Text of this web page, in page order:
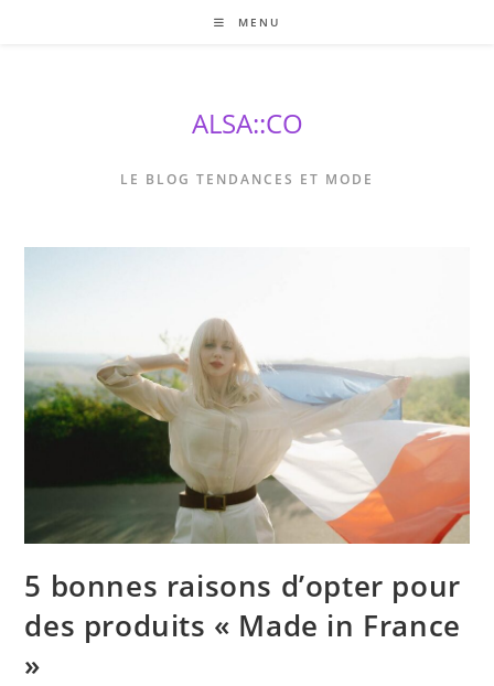
MENU
ALSA::CO
LE BLOG TENDANCES ET MODE
5 bonnes raisons d’opter pour
des produits « Made in France
»